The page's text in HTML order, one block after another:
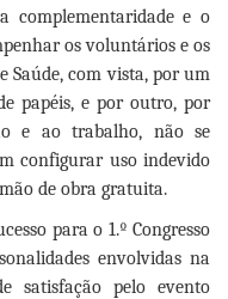
complementaridade e o
os voluntários e os
Saúde, com vista, por um
papéis, e por outro, por
e ao trabalho, não se
configurar uso indevido
de obra gratuita.
para o 1.º Congresso
envolvidas na
satisfação pelo evento